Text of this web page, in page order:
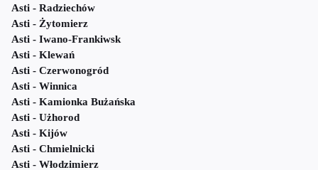
Asti - Radziechów
Asti - Żytomierz
Asti - Iwano-Frankiwsk
Asti - Klewań
Asti - Czerwonogród
Asti - Winnica
Asti - Kamionka Bużańska
Asti - Użhorod
Asti - Kijów
Asti - Chmielnicki
Asti - Włodzimierz